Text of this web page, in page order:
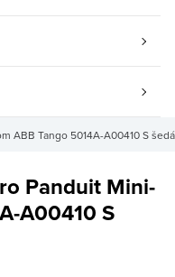
ABB Tango 5014A-A00410 S šedá
Panduit Mini-
A00410 S